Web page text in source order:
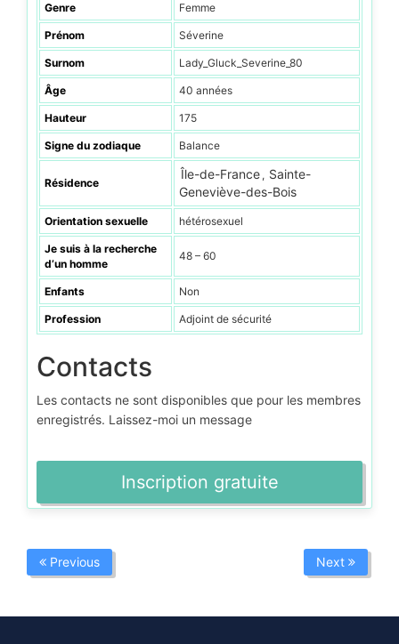
Genre Femme
Prénom Séverine
Surnom Lady_Gluck_Severine_80
Âge 40 années
Hauteur 175
Signe du zodiaque Balance
Résidence
Île-de-France , Sainte-
Geneviève-des-Bois
Orientation sexuelle hétérosexuel
Je suis à la recherche
d’un homme
48 – 60
Enfants Non
Profession Adjoint de sécurité
Contacts
Les contacts ne sont disponibles que pour les membres
enregistrés. Laissez-moi un message
Inscription gratuite
Previous Next